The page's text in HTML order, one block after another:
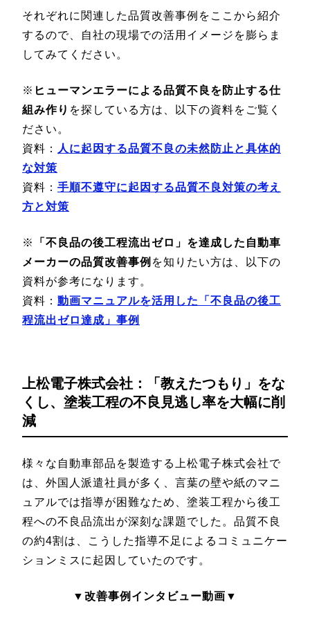
それぞれに関連した品質改善事例をここから紹介
するので、自社の現場での活用イメージを膨らま
してみてください。
※ ヒューマンエラーによる品質不良を防止する仕
組み作り を探している方は、以下の資料をご覧く
ださい。
資料：
人に起因する品質不良の未然防止と具体的
な対策
資料： 手順不遵守に起因する品質不良対策の考え
方と対策
※
「不良品の後工程流出ゼロ」を達成した自動車
メーカーの品質改善事例 を知りたい方は、以下の
資料が参考になります。
資料： 動画マニュアルを活用した「不良品の後工
程流出ゼロ達成」事例
上松電子株式会社：「教えたつもり」をな
くし、塗装工程の不良見逃し率を大幅に削
減
様々な自動車部品を製造する上松電子株式会社で
は、外国人派遣社員が多く、言葉の壁や紙のマニ
ュアルでは指導が困難なため、塗装工程から後工
程への不良品流出が深刻な課題でした。品質不良
の約4割は、こうした指導不足によるコミュニケー
ションミスに起因していたのです。
▼改善事例インタビュー動画▼